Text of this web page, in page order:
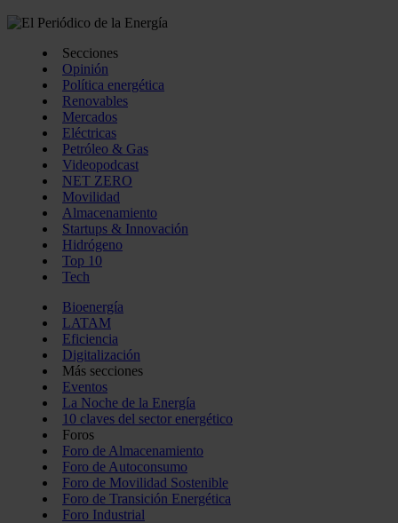
Secciones
Opinión
Política energética
Renovables
Mercados
Eléctricas
Petróleo & Gas
Videopodcast
NET ZERO
Movilidad
Almacenamiento
Startups & Innovación
Hidrógeno
Top 10
Tech
Bioenergía
LATAM
Eficiencia
Digitalización
Más secciones
Eventos
La Noche de la Energía
10 claves del sector energético
Foros
Foro de Almacenamiento
Foro de Autoconsumo
Foro de Movilidad Sostenible
Foro de Transición Energética
Foro Industrial